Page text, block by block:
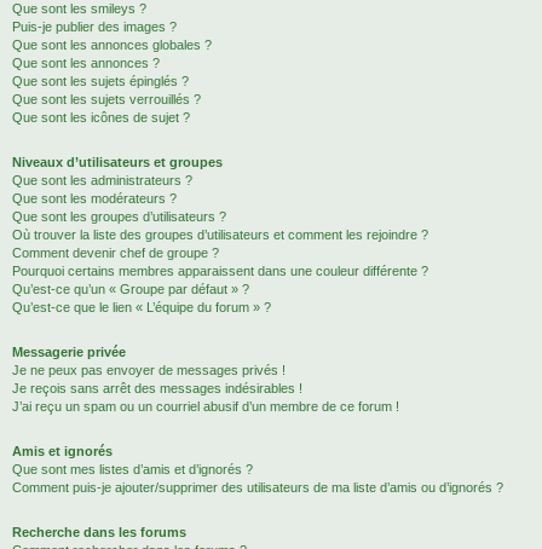
Que sont les smileys ?
Puis-je publier des images ?
Que sont les annonces globales ?
Que sont les annonces ?
Que sont les sujets épinglés ?
Que sont les sujets verrouillés ?
Que sont les icônes de sujet ?
Niveaux d’utilisateurs et groupes
Que sont les administrateurs ?
Que sont les modérateurs ?
Que sont les groupes d’utilisateurs ?
Où trouver la liste des groupes d’utilisateurs et comment les rejoindre ?
Comment devenir chef de groupe ?
Pourquoi certains membres apparaissent dans une couleur différente ?
Qu’est-ce qu’un « Groupe par défaut » ?
Qu’est-ce que le lien « L’équipe du forum » ?
Messagerie privée
Je ne peux pas envoyer de messages privés !
Je reçois sans arrêt des messages indésirables !
J’ai reçu un spam ou un courriel abusif d’un membre de ce forum !
Amis et ignorés
Que sont mes listes d’amis et d’ignorés ?
Comment puis-je ajouter/supprimer des utilisateurs de ma liste d’amis ou d’ignorés ?
Recherche dans les forums